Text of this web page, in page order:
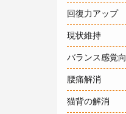
回復力アップ
現状維持
バランス感覚
腰痛解消
猫背の解消